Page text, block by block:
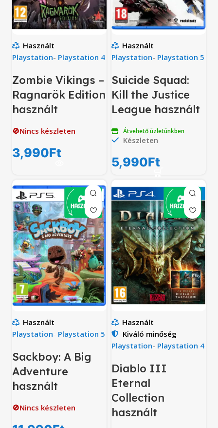
Használt
Playstation- Playstation 4
Zombie Vikings –
Ragnarök Edition
használt
🚫Nincs készleten
3,990Ft
Használt
Playstation- Playstation 5
Suicide Squad:
Kill the Justice
League használt
Átvehető üzletünkben
Készleten
5,990Ft
Használt
Playstation- Playstation 5
Sackboy: A Big
Adventure
használt
🚫Nincs készleten
Használt
Kiváló minőség
Playstation- Playstation 4
Diablo III
Eternal
Collection
használt